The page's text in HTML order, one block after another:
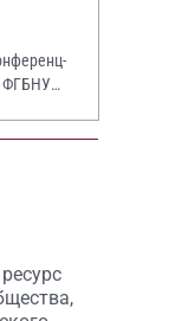
ФГБНУ